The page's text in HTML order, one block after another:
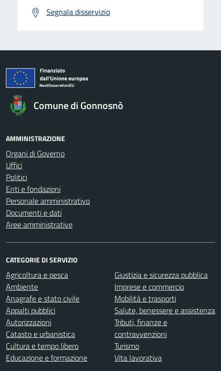
Segnala disservizio
Comune di Gonnosnò
AMMINISTRAZIONE
Organi di Governo
Uffici
Politici
Enti e fondazioni
Personale amministrativo
Documenti e dati
Aree amministrative
CATEGORIE DI SERVIZIO
Agricoltura e pesca
Ambiente
Anagrafe e stato civile
Appalti pubblici
Autorizzazioni
Catasto e urbanistica
Cultura e tempo libero
Educazione e formazione
Giustizia e sicurezza pubblica
Imprese e commercio
Mobilità e trasporti
Salute, benessere e assistenza
Tributi, finanze e
contravvenzioni
Turismo
Vita lavorativa